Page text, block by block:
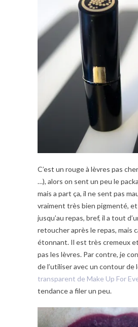
C’est un rouge à lèvres pas
…), alors on sent un peu le
mais a part ça, il ne sent pas
vraiment très bien pigmenté, et
jusqu’au repas, bref, il a tout
retoucher après le repas, mais
étonnant. Il est très cremeux et
pas les lèvres. Par contre, je
de l’utiliser avec un contour de
transparent de Make Up For
tendance a filer un peu.